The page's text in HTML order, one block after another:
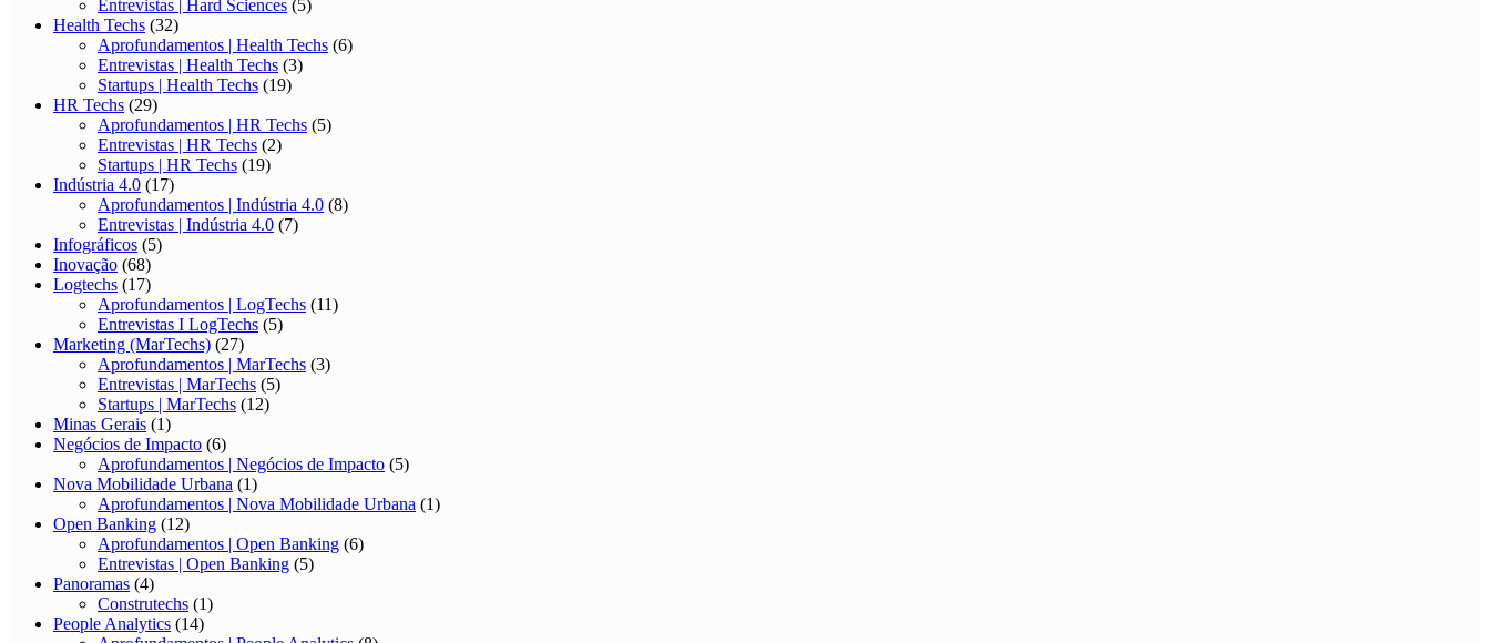
Entrevistas | Hard Sciences (5)
Health Techs (32)
Aprofundamentos | Health Techs (6)
Entrevistas | Health Techs (3)
Startups | Health Techs (19)
HR Techs (29)
Aprofundamentos | HR Techs (5)
Entrevistas | HR Techs (2)
Startups | HR Techs (19)
Indústria 4.0 (17)
Aprofundamentos | Indústria 4.0 (8)
Entrevistas | Indústria 4.0 (7)
Infográficos (5)
Inovação (68)
Logtechs (17)
Aprofundamentos | LogTechs (11)
Entrevistas I LogTechs (5)
Marketing (MarTechs) (27)
Aprofundamentos | MarTechs (3)
Entrevistas | MarTechs (5)
Startups | MarTechs (12)
Minas Gerais (1)
Negócios de Impacto (6)
Aprofundamentos | Negócios de Impacto (5)
Nova Mobilidade Urbana (1)
Aprofundamentos | Nova Mobilidade Urbana (1)
Open Banking (12)
Aprofundamentos | Open Banking (6)
Entrevistas | Open Banking (5)
Panoramas (4)
Construtechs (1)
People Analytics (14)